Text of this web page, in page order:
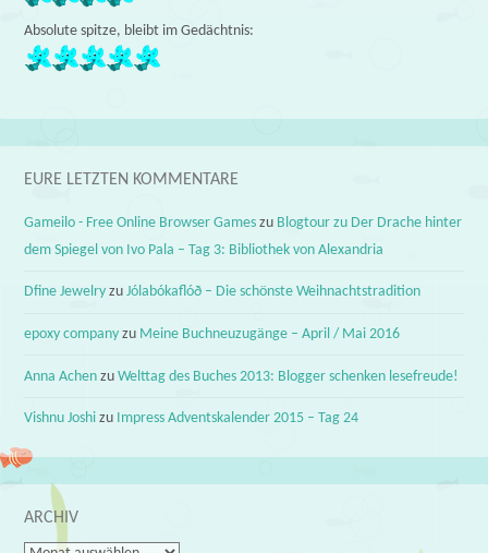
Absolute spitze, bleibt im Gedächtnis:
EURE LETZTEN KOMMENTARE
Gameilo - Free Online Browser Games zu Blogtour zu Der Drache hinter
dem Spiegel von Ivo Pala – Tag 3: Bibliothek von Alexandria
Dfine Jewelry zuJólabókaflóð – Die schönste Weihnachtstradition
epoxy company zu Meine Buchneuzugänge – April / Mai 2016
Anna Achen zuWelttag des Buches 2013: Blogger schenken lesefreude!
Vishnu Joshi zu Impress Adventskalender 2015 – Tag 24
ARCHIV